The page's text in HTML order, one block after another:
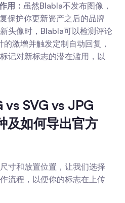
用： 虽然Blabla不发布图像，
保护你更新资产之后的品牌
头像时，Blabla可以检测评论
激增并触发定制自动回复，
记对新标志的潜在滥用，以
vs SVG vs JPG
如何导出官方
寸和放置位置，让我们选择
流程，以便你的标志在上传